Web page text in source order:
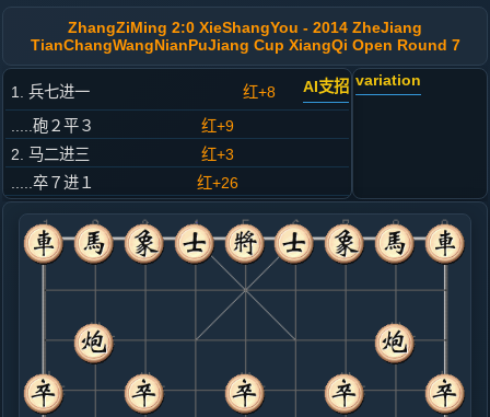
ZhangZiMing 2:0 XieShangYou - 2014 ZheJiang
TianChangWangNianPuJiang Cup XiangQi Open Round 7
1. 兵七进一 红+8 AI支招
.....砲２平３
红+9
2. 马二进三
红+3
.....卒７进１
红+26
3. 马八进七
红+19
.....马８进７
红+29
4. 车九进一
红+2
.....象３进５
红+7
5. 车九平四
红+6
.....马２进４
6. 马七进八
红+1
.....卒３进１
红+21
砲８平９
variation